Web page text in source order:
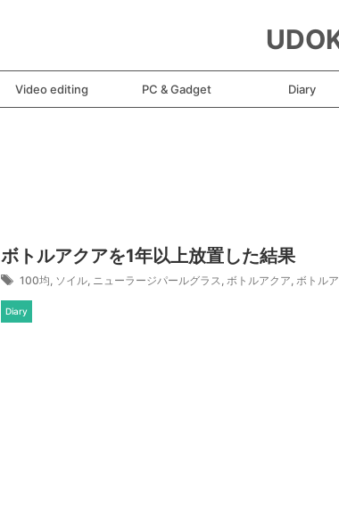
Video editing PC & Gadget Diary
ボトルアクアを1年以上放置した結果
100均, ソイル, ニューラージパールグラス, ボトルアクア, ボトル
Diary